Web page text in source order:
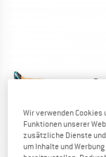
Wir verwenden
Funktionen unserer
zusätzliche Dienste
um Inhalte und